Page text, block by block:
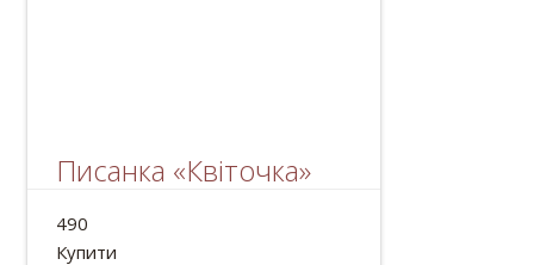
Писанка «Квіточка»
Українська писанка ручної роботи.
Розмір: 13*7см
490
Купити